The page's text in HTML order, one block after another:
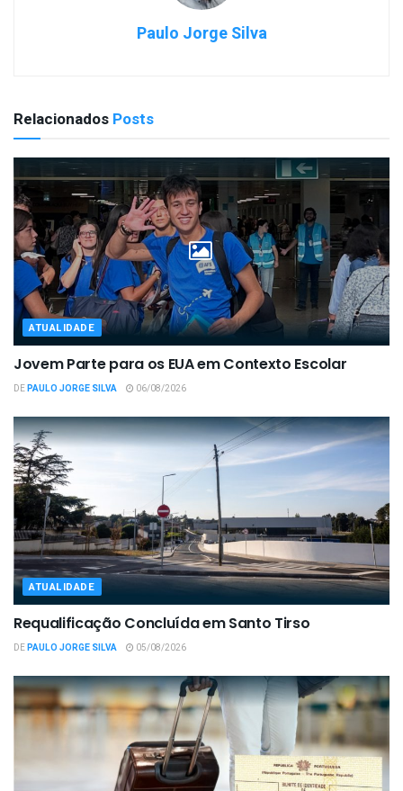
Paulo Jorge Silva
Relacionados Posts
ATUALIDADE
Jovem Parte para os EUA em Contexto Escolar
DEPAULO JORGE SILVA 06/08/2026
ATUALIDADE
Requalificação Concluída em Santo Tirso
DEPAULO JORGE SILVA 05/08/2026